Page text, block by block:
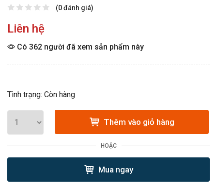
(0 đánh giá)
Liên hệ
Có 362 người đã xem sản phẩm này
Tình trạng: Còn hàng
Thêm vào giỏ hàng
HOẶC
Mua ngay